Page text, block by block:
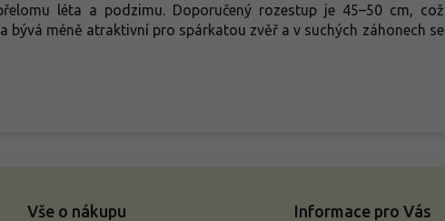
léta a podzimu. Doporučený rozestup je 45–50 cm, což
bývá méně atraktivní pro spárkatou zvěř a v suchých záhonech se
Vše o nákupu Informace pro Vás